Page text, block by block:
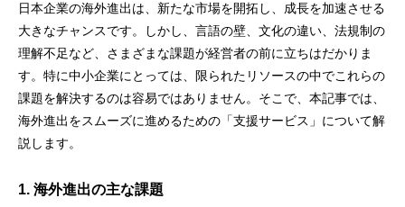
日本企業の海外進出は、新たな市場を開拓し、成長を加速させる
大きなチャンスです。しかし、言語の壁、文化の違い、法規制の
理解不足など、さまざまな課題が経営者の前に立ちはだかりま
す。特に中小企業にとっては、限られたリソースの中でこれらの
課題を解決するのは容易ではありません。そこで、本記事では、
海外進出をスムーズに進めるための「支援サービス」について解
説します。
1. 海外進出の主な課題